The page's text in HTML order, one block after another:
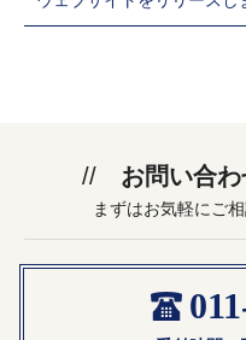
お問い合
まずはお気軽にご